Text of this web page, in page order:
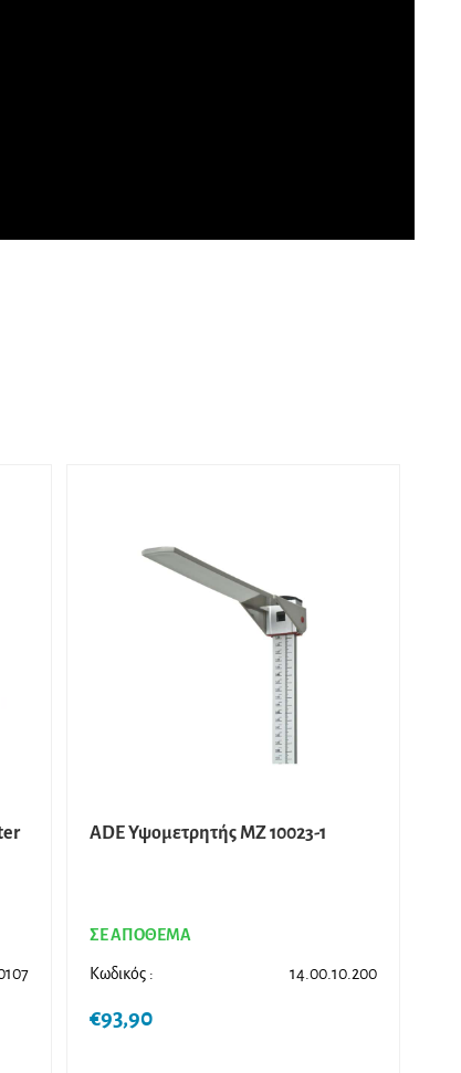
ADE Υψομετρητής MZ 10023-1
ΣΕ ΑΠΟΘΕΜΑ
Κωδικός : 14.00.10.200
€93,90